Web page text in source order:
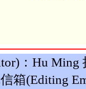
：Hu Ming
箱(Editing